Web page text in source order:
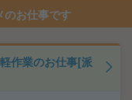
のお仕事です
作業のお仕事[派